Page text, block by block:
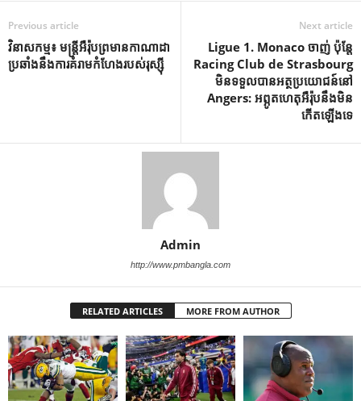
Previous article
វិនាសកម្ម៖ មន្ត្រីអឺរ៉ុបព្រមានកាណាដា
ប្រឆាំងនឹងការគំរាមកំហែងរបស់រុស្ស៊ី
Next article
Ligue 1. Monaco ចាញ់ ប៉ុន្តែ
Racing Club de Strasbourg
មិនទទួលបានអត្ថប្រយោជន៍នៅ
Angers: អព្ភូតហេតុអឺរ៉ុបនឹងមិន
កើតឡើងទេ
Admin
http://www.pmbangla.com
RELATED ARTICLES MORE FROM AUTHOR